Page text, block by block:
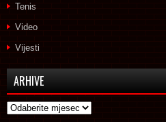
Tenis
Video
Vijesti
ARHIVE
Arhive